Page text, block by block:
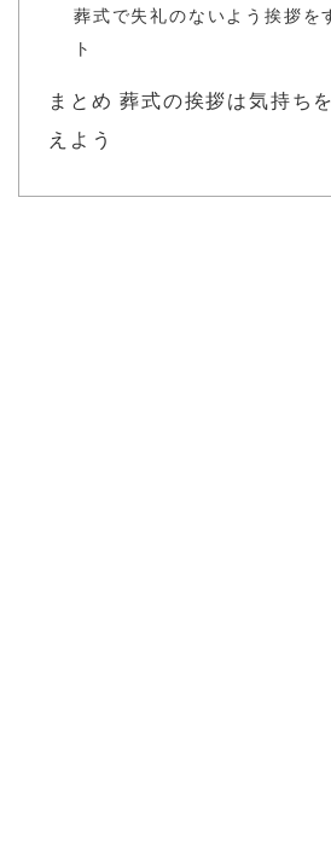
葬式で失礼のないよう挨拶を
ト
まとめ 葬式の挨拶は気持ち
えよう